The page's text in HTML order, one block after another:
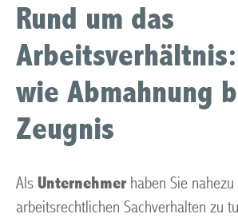
Rund um das
wie Abmahnung
Zeugnis
Als Unternehmer haben Sie
arbeitsrechtlichen Sachverhalten zu